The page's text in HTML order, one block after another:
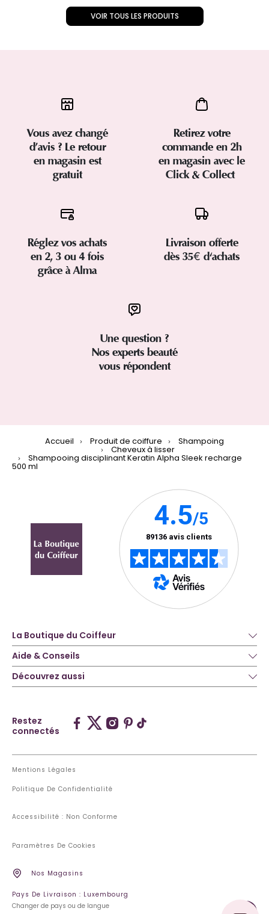
VOIR TOUS LES PRODUITS
Vous avez changé
d’avis ? Le retour
en magasin est
gratuit
Retirez votre
commande en 2h
en magasin avec le
Click & Collect
Réglez vos achats
en 2, 3 ou 4 fois
grâce à Alma
Livraison offerte
dès 35€ d'achats
Une question ?
Nos experts beauté
vous répondent
Accueil Produit de coiffure Shampoing
Cheveux à lisser
Shampooing disciplinant Keratin Alpha Sleek recharge
500 ml
La Boutique du Coiffeur
Aide & Conseils
Découvrez aussi
Restez
connectés
Mentions Légales
Politique De Confidentialité
Accessibilité : Non Conforme
Paramètres De Cookies
Nos Magasins
Pays De Livraison : Luxembourg
Changer de pays ou de langue